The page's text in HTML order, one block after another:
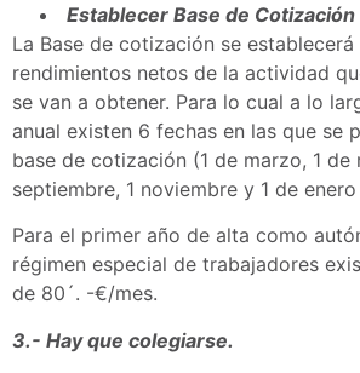
Establecer Base de Cotización
La Base de cotización se
rendimientos netos de la actividad
se van a obtener. Para lo cual a lo
anual existen 6 fechas en las que se
base de cotización (1 de marzo, 1 de
septiembre, 1 noviembre y 1 de
Para el primer año de alta como
régimen especial de trabajadores
de 80´. -€/mes.
3.- Hay que colegiarse.